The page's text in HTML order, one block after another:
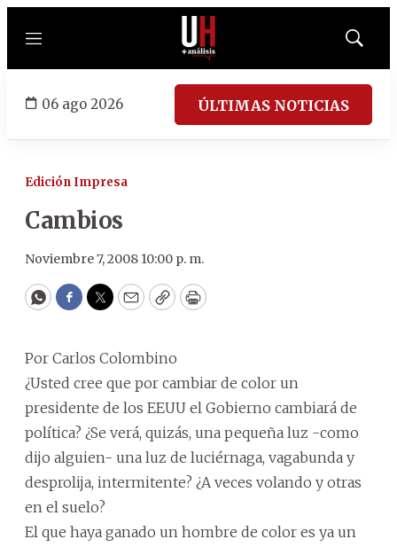
Menú
Mostrar
06 ago 2026 ÚLTIMAS NOTICIAS
Edición Impresa
Cambios
Noviembre 7, 2008 10:00 p. m.
WhatsApp
Facebook
Twitter
EmailCopyPrint
Por Carlos Colombino
¿Usted cree que por cambiar de color un
presidente de los EEUU el Gobierno cambiará de
política? ¿Se verá, quizás, una pequeña luz -como
dijo alguien- una luz de luciérnaga, vagabunda y
desprolija, intermitente? ¿A veces volando y otras
en el suelo?
El que haya ganado un hombre de color es ya un